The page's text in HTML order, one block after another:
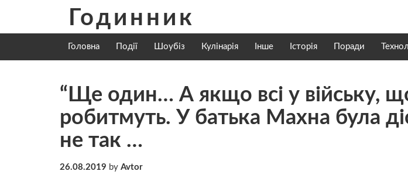
content
Годинник
Головна Події Шоубіз Кулінарія Інше Історія Поради
“Ще один… А якщо всі у війську,
робитмуть. У батька Махна була
не так …
26.08.2019 by Avtor